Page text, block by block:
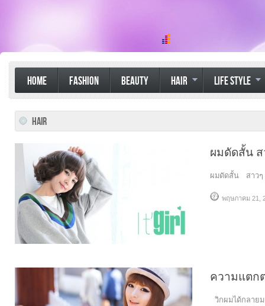
HOME FASHION BEAUTY HAIR LIFE STYLE
HAIR
ผมดัดสั้น
ผมดัดสั้น สาวๆ
พฤษภาคม 21,
ความแตก
วิกผมได้กลาย